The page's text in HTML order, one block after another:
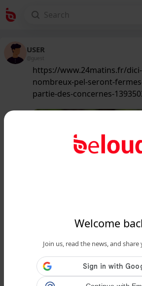
Welcome
Join us, read the news, and
USER
@guest
https://www.24matins.fr/
nombreux-pel-seront-
partie-des-concernes-
D’ici quelques mois,
PEL seront fermés
vous partie des